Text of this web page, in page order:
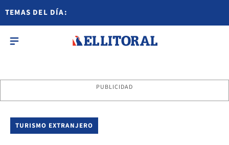
TEMAS DEL DÍA:
PUBLICIDAD
TURISMO EXTRANJERO